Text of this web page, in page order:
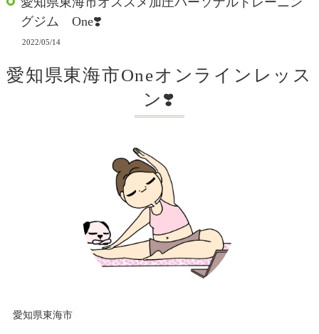
グジム One❣️
2022/05/14
愛知県東海市Oneオンラインレッス
ン❣️
愛知県東海市